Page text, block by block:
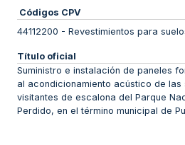
Códigos CPV
44112200 - Revestimientos para
Título oficial
Suministro e instalación de paneles
al acondicionamiento acústico de
visitantes de escalona del Parque
Perdido, en el término municipal de